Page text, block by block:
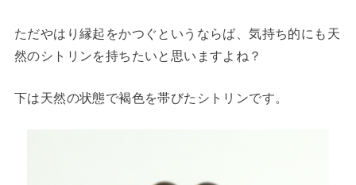
ただやはり縁起をかつぐというならば、気持ち的にも天
然のシトリンを持ちたいと思いますよね？
下は天然の状態で褐色を帯びたシトリンです。